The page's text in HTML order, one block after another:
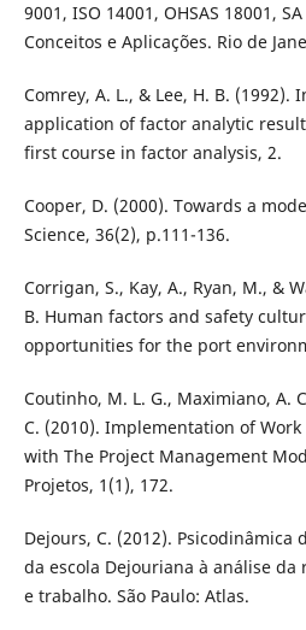
9001, ISO 14001, OHSAS 18001,
Conceitos e Aplicações. Rio de
Comrey, A. L., & Lee, H. B.
application of factor analytic
first course in factor analysis, 2.
Cooper, D. (2000). Towards a
Science, 36(2), p.111-136.
Corrigan, S., Kay, A., Ryan, M., &
B. Human factors and safety
opportunities for the port
Coutinho, M. L. G., Maximiano, A.
C. (2010). Implementation of
with The Project Management
Projetos, 1(1), 172.
Dejours, C. (2012).
da escola Dejouriana à análise
e trabalho. São Paulo: Atlas.